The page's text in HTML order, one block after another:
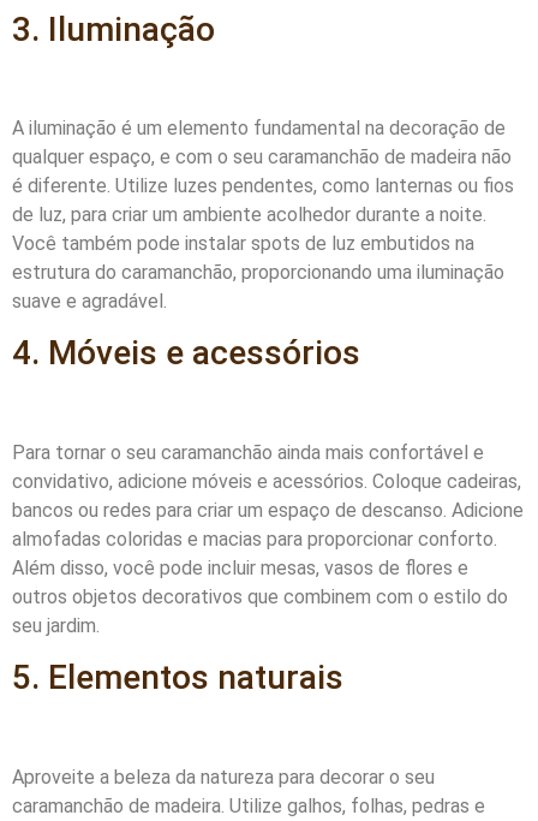
3. Iluminação
A iluminação é um elemento fundamental na decoração de
qualquer espaço, e com o seu caramanchão de madeira não
é diferente. Utilize luzes pendentes, como lanternas ou fios
de luz, para criar um ambiente acolhedor durante a noite.
Você também pode instalar spots de luz embutidos na
estrutura do caramanchão, proporcionando uma iluminação
suave e agradável.
4. Móveis e acessórios
Para tornar o seu caramanchão ainda mais confortável e
convidativo, adicione móveis e acessórios. Coloque cadeiras,
bancos ou redes para criar um espaço de descanso. Adicione
almofadas coloridas e macias para proporcionar conforto.
Além disso, você pode incluir mesas, vasos de flores e
outros objetos decorativos que combinem com o estilo do
seu jardim.
5. Elementos naturais
Aproveite a beleza da natureza para decorar o seu
caramanchão de madeira. Utilize galhos, folhas, pedras e